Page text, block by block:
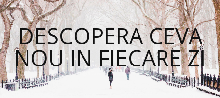
DESCOPERA CEVA
NOU IN FIECARE ZI